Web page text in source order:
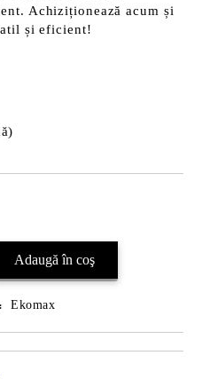
Achiziționează acum și
și eficient!
Ekomax